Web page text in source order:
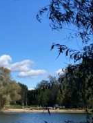
přepravy